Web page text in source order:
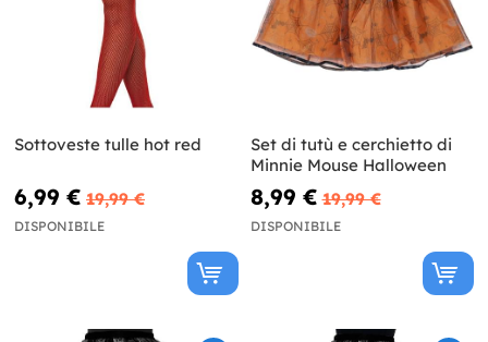
Sottoveste tulle hot red
6,99 € 19,99 €
DISPONIBILE
Set di tutù e cerchietto di
Minnie Mouse Halloween
8,99 € 19,99 €
DISPONIBILE